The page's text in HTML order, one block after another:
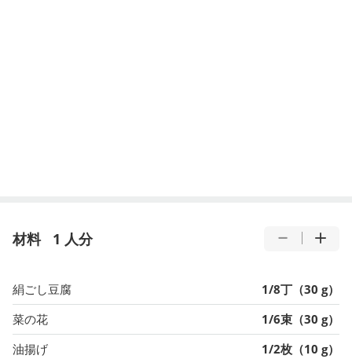
材料 1 人分
絹ごし豆腐
1/8丁（30 g）
菜の花
1/6束（30 g）
油揚げ
1/2枚（10 g）